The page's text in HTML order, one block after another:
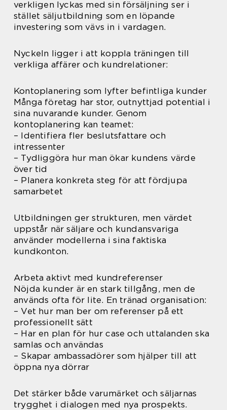
verkligen lyckas med sin försäljning ser i
stället säljutbildning som en löpande
investering som vävs in i vardagen.
Nyckeln ligger i att koppla träningen till
verkliga affärer och kundrelationer:
Kontoplanering som lyfter befintliga kunder
Många företag har stor, outnyttjad potential i
sina nuvarande kunder. Genom
kontoplanering kan teamet:
– Identifiera fler beslutsfattare och
intressenter
– Tydliggöra hur man ökar kundens värde
över tid
– Planera konkreta steg för att fördjupa
samarbetet
Utbildningen ger strukturen, men värdet
uppstår när säljare och kundansvariga
använder modellerna i sina faktiska
kundkonton.
Arbeta aktivt med kundreferenser
Nöjda kunder är en stark tillgång, men de
används ofta för lite. En tränad organisation:
– Vet hur man ber om referenser på ett
professionellt sätt
– Har en plan för hur case och uttalanden ska
samlas och användas
– Skapar ambassadörer som hjälper till att
öppna nya dörrar
Det stärker både varumärket och säljarnas
trygghet i dialogen med nya prospekts.